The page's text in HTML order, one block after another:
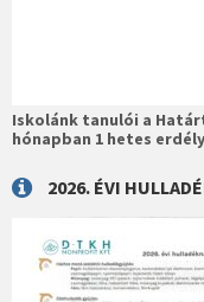
Iskolánk tanulói a
hónapban 1 hetes
2026. ÉVI